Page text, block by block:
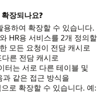
장되나요?
하여 확장할 수 있습니다.
HR용 서비스를 2개 정의할
모든 요청이 전담 캐시로
른 전담 캐시로
터는 서로 다른 테이블 및
같은 접근 방식을
로 확장할 수 있습니다. 예: